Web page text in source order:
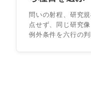
問いの射程、研究
点せず、同じ研究
例外条件を六行の